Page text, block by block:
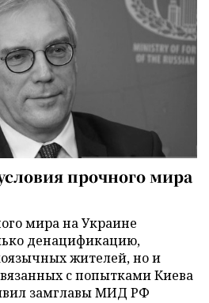
прочного мира
мира на Украине
денацификацию,
жителей, но и
с попытками Киева
замглавы МИД РФ